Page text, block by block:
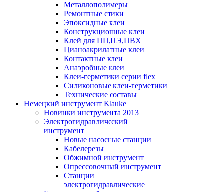
Металлополимеры
Ремонтные стики
Эпоксидные клеи
Конструкционные клеи
Клей для ПП,ПЭ,ПВХ
Цианоакрилатные клеи
Контактные клеи
Анаэробные клеи
Клеи-герметики серии flex
Силиконовые клеи-герметики
Технические составы
Немецкий инструмент Klauke
Новинки инструмента 2013
Электрогидравлический
инструмент
Новые насосные станции
Кабелерезы
Обжимной инструмент
Опрессовочный инструмент
Станции
электрогидравлические